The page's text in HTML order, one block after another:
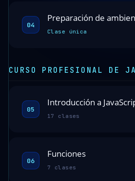
04
Preparación de
Clase única
CURSO PROFESIONAL DE
05
Introducción a
17 clases
06
Funciones
7 clases